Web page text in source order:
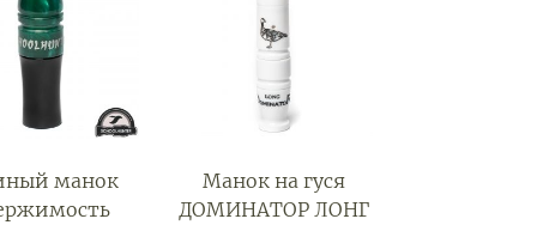
манок
Манок на гуся
ДОМИНАТОР ЛОНГ